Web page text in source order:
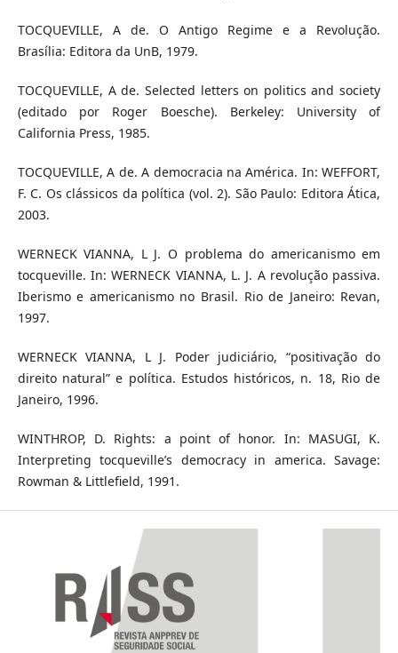
TOCQUEVILLE, A de. O Antigo Regime e a Revolução.
Brasília: Editora da UnB, 1979.
TOCQUEVILLE, A de. Selected letters on politics and society
(editado por Roger Boesche). Berkeley: University of
California Press, 1985.
TOCQUEVILLE, A de. A democracia na América. In: WEFFORT,
F. C. Os clássicos da política (vol. 2). São Paulo: Editora Ática,
2003.
WERNECK VIANNA, L J. O problema do americanismo em
tocqueville. In: WERNECK VIANNA, L. J. A revolução passiva.
Iberismo e americanismo no Brasil. Rio de Janeiro: Revan,
1997.
WERNECK VIANNA, L J. Poder judiciário, “positivação do
direito natural” e política. Estudos históricos, n. 18, Rio de
Janeiro, 1996.
WINTHROP, D. Rights: a point of honor. In: MASUGI, K.
Interpreting tocqueville’s democracy in america. Savage:
Rowman & Littlefield, 1991.